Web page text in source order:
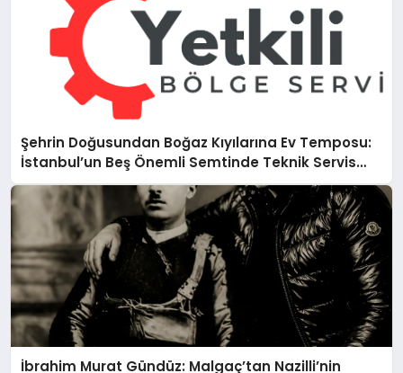
Şehrin Doğusundan Boğaz Kıyılarına Ev Temposu:
İstanbul’un Beş Önemli Semtinde Teknik Servis
Deneyimi
İbrahim Murat Gündüz: Malgaç’tan Nazilli’nin